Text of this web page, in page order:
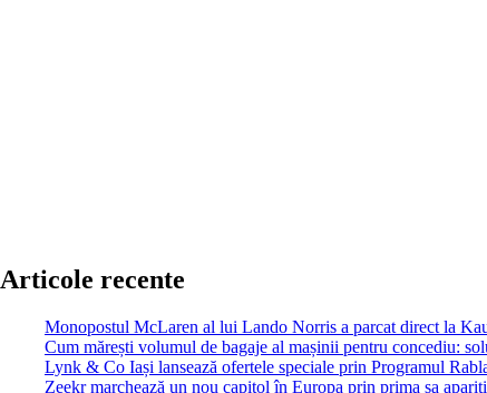
Articole recente
Monopostul McLaren al lui Lando Norris a parcat direct la
Cum mărești volumul de bagaje al mașinii pentru concediu:
Lynk & Co Iași lansează ofertele speciale prin Programul
Zeekr marchează un nou capitol în Europa prin prima sa